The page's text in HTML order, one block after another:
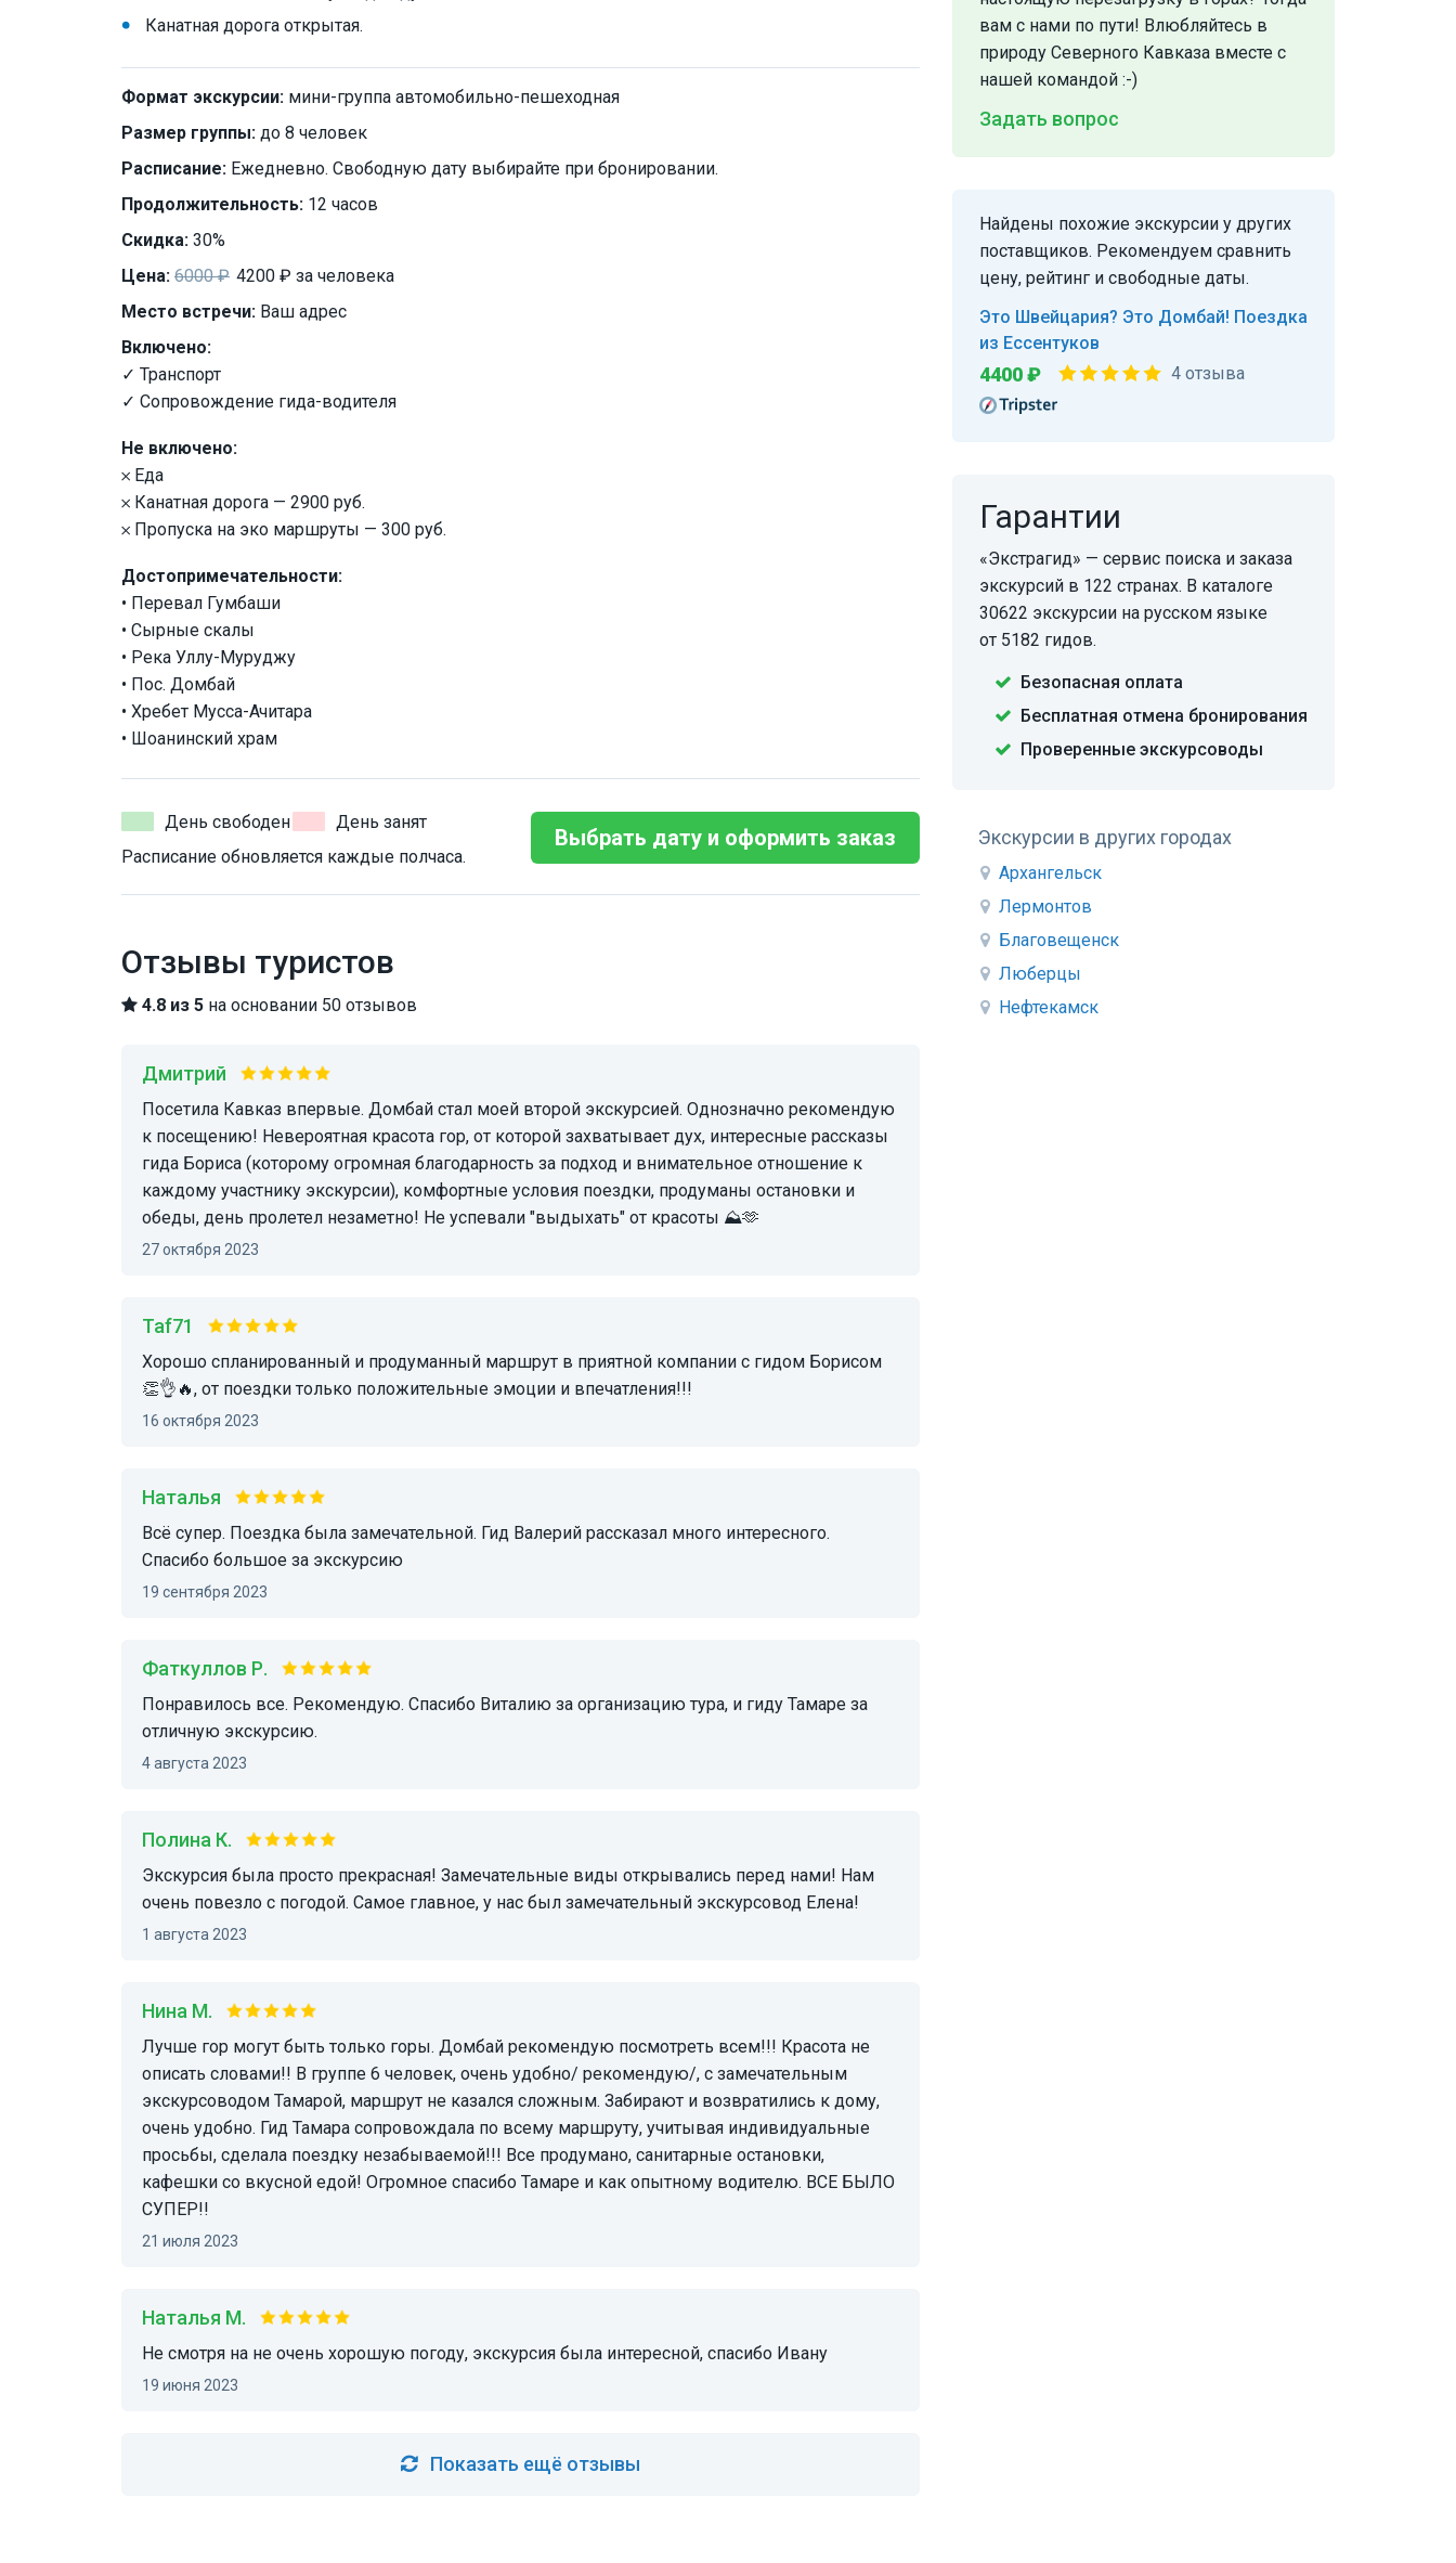
Канатная дорога открытая.
Формат экскурсии: мини-группа автомобильно-пешеходная
Размер группы: до 8 человек
Расписание: Ежедневно. Свободную дату выбирайте при бронировании.
Продолжительность: 12 часов
Скидка: 30%
Цена: 6000 ₽ 4200 ₽ за человека
Место встречи: Ваш адрес
Включено:
✓ Транспорт
✓ Сопровождение гида-водителя
Не включено:
𐄂 Еда
𐄂 Канатная дорога — 2900 руб.
𐄂 Пропуска на эко маршруты — 300 руб.
Достопримечательности:
• Перевал Гумбаши
• Сырные скалы
• Река Уллу-Муруджу
• Пос. Домбай
• Хребет Мусса-Ачитара
• Шоанинский храм
День свободен
День занят
Расписание обновляется каждые полчаса.
Выбрать дату и оформить заказ
Отзывы туристов
4.8 из 5 на основании 50 отзывов
Дмитрий
Посетила Кавказ впервые. Домбай стал моей второй экскурсией. Однозначно рекомендую
к посещению! Невероятная красота гор, от которой захватывает дух, интересные рассказы
гида Бориса (которому огромная благодарность за подход и внимательное отношение к
каждому участнику экскурсии), комфортные условия поездки, продуманы остановки и
обеды, день пролетел незаметно! Не успевали "выдыхать" от красоты ⛰️🫶
27 октября 2023
Taf71
Хорошо спланированный и продуманный маршрут в приятной компании с гидом Борисом
👏👌🔥, от поездки только положительные эмоции и впечатления!!!
16 октября 2023
Наталья
Всё супер. Поездка была замечательной. Гид Валерий рассказал много интересного.
Спасибо большое за экскурсию
19 сентября 2023
Фаткуллов Р.
Понравилось все. Рекомендую. Спасибо Виталию за организацию тура, и гиду Тамаре за
отличную экскурсию.
4 августа 2023
Полина К.
Экскурсия была просто прекрасная! Замечательные виды открывались перед нами! Нам
очень повезло с погодой. Самое главное, у нас был замечательный экскурсовод Елена!
1 августа 2023
Нина М.
Лучше гор могут быть только горы. Домбай рекомендую посмотреть всем!!! Красота не
описать словами!! В группе 6 человек, очень удобно/ рекомендую/, с замечательным
экскурсоводом Тамарой, маршрут не казался сложным. Забирают и возвратились к дому,
очень удобно. Гид Тамара сопровождала по всему маршруту, учитывая индивидуальные
просьбы, сделала поездку незабываемой!!! Все продумано, санитарные остановки,
кафешки со вкусной едой! Огромное спасибо Тамаре и как опытному водителю. ВСЕ БЫЛО
СУПЕР!!
21 июля 2023
Наталья М.
Не смотря на не очень хорошую погоду, экскурсия была интересной, спасибо Ивану
19 июня 2023
Показать ещё отзывы
вам с нами по пути! Влюбляйтесь в
природу Северного Кавказа вместе с
нашей командой :-)
Задать вопрос
Найдены похожие экскурсии у других
поставщиков. Рекомендуем сравнить
цену, рейтинг и свободные даты.
Это Швейцария? Это Домбай! Поездка
из Ессентуков
4400 ₽ 4 отзыва
Гарантии
«Экстрагид» — сервис поиска и заказа
экскурсий в 122 странах. В каталоге
30622 экскурсии на русском языке
от 5182 гидов.
Безопасная оплата
Бесплатная отмена бронирования
Проверенные экскурсоводы
Экскурсии в других городах
Архангельск
Лермонтов
Благовещенск
Люберцы
Нефтекамск